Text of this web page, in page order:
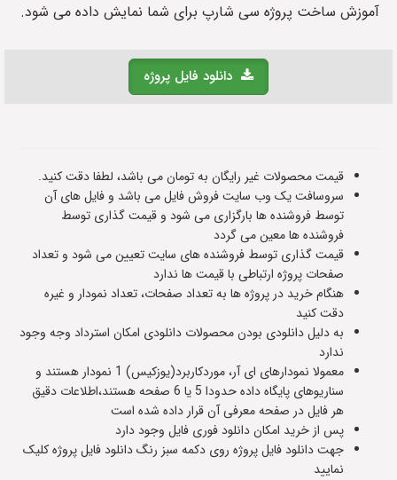
آموزش ساخت پروژه سی شارپ برای شما نمایش داده می شود.
دانلود فایل پروژه
قیمت محصولات غیر رایگان به تومان می باشد، لطفا دقت کنید.
سروسافت یک وب سایت فروش فایل می باشد و فایل های آن
توسط فروشنده ها بارگزاری می شود و قیمت گذاری توسط
فروشنده ها معین می گردد
قیمت گذاری توسط فروشنده های سایت تعیین می شود و تعداد
صفحات پروژه ارتباطی با قیمت ها ندارد
هنگام خرید در پروژه ها به تعداد صفحات، تعداد نمودار و غیره
دقت کنید
به دلیل دانلودی بودن محصولات دانلودی امکان استرداد وجه وجود
ندارد
معمولا نمودارهای ای آر، موردکاربرد(یوزکیس) 1 نمودار هستند و
سناریوهای پایگاه داده حدودا 5 یا 6 صفحه هستند،اطلاعات دقیق
هر فایل در صفحه معرفی آن قرار داده شده است
پس از خرید امکان دانلود فوری فایل وجود دارد
جهت دانلود فایل پروژه روی دکمه سبز رنگ دانلود فایل پروژه کلیک
نمایید